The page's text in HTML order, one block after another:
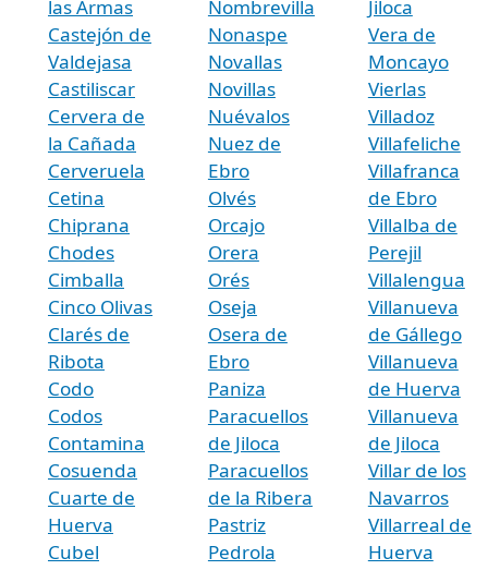
las Armas
Castejón de
Valdejasa
Castiliscar
Cervera de
la Cañada
Cerveruela
Cetina
Chiprana
Chodes
Cimballa
Cinco Olivas
Clarés de
Ribota
Codo
Codos
Contamina
Cosuenda
Cuarte de
Huerva
Cubel
Nombrevilla
Nonaspe
Novallas
Novillas
Nuévalos
Nuez de
Ebro
Olvés
Orcajo
Orera
Orés
Oseja
Osera de
Ebro
Paniza
Paracuellos
de Jiloca
Paracuellos
de la Ribera
Pastriz
Pedrola
Jiloca
Vera de
Moncayo
Vierlas
Villadoz
Villafeliche
Villafranca
de Ebro
Villalba de
Perejil
Villalengua
Villanueva
de Gállego
Villanueva
de Huerva
Villanueva
de Jiloca
Villar de los
Navarros
Villarreal de
Huerva